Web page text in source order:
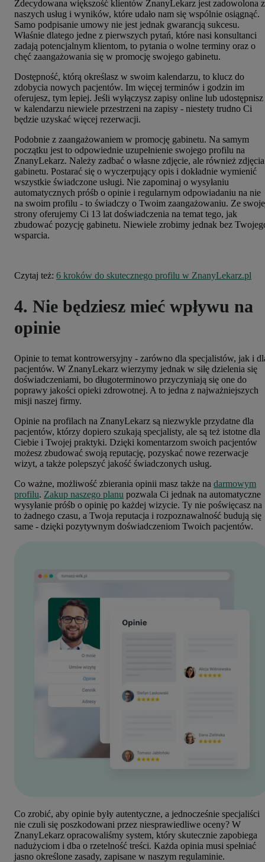
Zdecydowana większość klientów ZnanyLekarz jest zadowolona z
naszych usług i wyników, które udało nam się wspólnie osiągnąć.
Samo podpisanie umowy nie jest jednak gwarancją sukcesu.
Właśnie dlatego jedne z pierwszych pytań, które nasi konsultanci
zadają potencjalnym klientom, to pytania o wolne terminy oraz o
chęć zaangażowania się w promocję swojego gabinetu.
Dostępność, którą określasz w swoim kalendarzu, to klucz do
zdobycia nowych pacjentów. Im więcej terminów i godzin im
oferujesz, tym lepiej. Jeśli wyłączysz zapisy online lub udostępnisz
w kalendarzu niewiele przestrzeni na zapisy - niestety trudno Ci
będzie uzyskać więcej rezerwacji.
Podobnie z zaangażowaniem w promocję gabinetu. Na samym
początku jest to odpowiednie uzupełnienie swojego profilu na
ZnanyLekarz. Należy zadbać o własne zdjęcie, ale również zdjęcia
gabinetu. Postarać się o wyczerpujący opis i dokładnie wymienić
wszystkie świadczone usługi. Nie zapominaj o wysyłaniu
automatycznych próśb o opinie i regularnym odpowiadaniu na nie
na swoim profilu - to świadczy o Twoim zaangażowaniu. Ze
strony oferujemy Ci 13 lat doświadczenia na temat tego, jak
zbudować pozycję gabinetu. Niewiele zrobimy jednak bez
wsparcia.
Czytaj też: 6 kroków do skutecznego profilu w ZnanyLekarz.pl
4. Nie będziesz mieć wpływu na
opinie
Opinie to temat kontrowersyjny - zarówno dla specjalistów, jak i
pacjentów. W ZnanyLekarz wierzymy jednak w siłę dzielenia się
doświadczeniami, bo długoterminowo przyczyniają się one do
poprawy jakości opieki zdrowotnej. A to jedna z najważniejszych
misji naszej firmy.
Opinie na profilach na ZnanyLekarz są niezwykle przydatne dla
pacjentów, którzy dopiero szukają specjalisty, ale są też istotne dla
Ciebie i Twojej praktyki. Dzięki komentarzom swoich pacjentów
możesz zbudować swoją reputację, pozyskać nowe rezerwacje
wizyt, a także polepszyć jakość świadczonych usług.
Co ważne, możliwość zbierania opinii masz także na darmowym
profilu. Zakup naszego planu pozwala Ci jednak na automatyczne
wysyłanie próśb o opinię po każdej wizycie. Ty nie poświęcasz na
to żadnego czasu, a Twoja reputacja i rozpoznawalność budują się
same - dzięki pozytywnym doświadczeniom Twoich pacjentów.
Co zrobić, aby opinie były autentyczne, a jednocześnie specjaliści
nie czuli się poszkodowani przez niesprawiedliwe oceny? W
ZnanyLekarz opracowaliśmy system, który skutecznie zapobiega
nadużyciom i dba o rzetelność treści. Każda opinia musi spełniać
jasno określone zasady, zapisane w naszym regulaminie.